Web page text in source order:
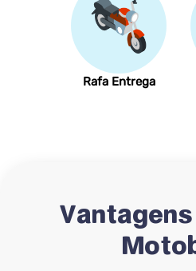
Rafa Entrega